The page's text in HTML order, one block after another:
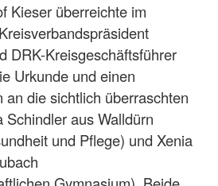
Kieser überreichte im
DRK-Kreisgeschäftsführer
Urkunde und einen
an die sichtlich überraschten
Schindler aus Walldürn
und Pflege) und Xenia